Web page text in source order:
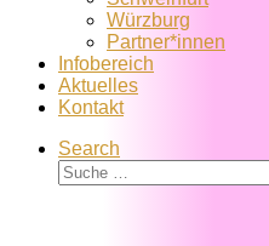
Würzburg
Partner*innen
Infobereich
Aktuelles
Kontakt
Search
Suche